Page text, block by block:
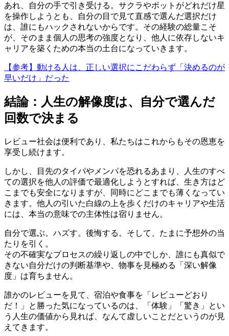
あれ、自分の手で引き受ける。サクラやボットがどれだけ星
を操作しようとも、自分の目で見て直感で選んだ選択だけ
は、誰にもハックされないからです。その経験の総量こそ
が、そのまま個人の思考の強度となり、他人に依存しないキ
ャリアを築くための本当の土台になっていきます。
【参考】動ける人は、正しい選択にこだわらず「決めるのが
早いだけ」だった
結論：人生の解像度は、自分で選んだ
回数で決まる
レビュー社会は便利であり、私たちはこれからもその恩恵を
享受し続けます。
しかし、目先のタイパやメンパを恐れるあまり、人生のすべ
ての選択を他人の評価で最適化しようとすれば、生き方はど
こまでも安全になりますが、同時にどこまでも薄くなってい
きます。他人の引いた白線の上を歩くだけのキャリアや生活
には、本当の意味での主体性は宿りません。
自分で選ぶ。ハズす。後悔する。そして、たまに予想外の当
たりを引く。
その不確実なプロセスの繰り返しの中でしか、誰にも真似で
きない自分だけの判断基準や、物事を見極める「深い解像
度」は育ちません。
誰かのレビューを見て、宿泊や食事を「レビューどおり
だ！」と勝った気になっているのは、「体験」「驚き」とい
う人生の価値から見れば、なんて虚しいことだというのが見
えてきます。